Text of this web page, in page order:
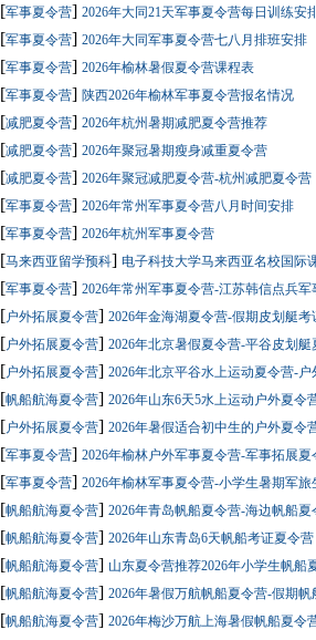
[军事夏令营] 2026年大同21天军事夏令营每日训练安
[军事夏令营] 2026年大同军事夏令营七八月排班安排
[军事夏令营] 2026年榆林暑假夏令营课程表
[军事夏令营] 陕西2026年榆林军事夏令营报名情况
[减肥夏令营] 2026年杭州暑期减肥夏令营推荐
[减肥夏令营] 2026年聚冠暑期瘦身减重夏令营
[减肥夏令营] 2026年聚冠减肥夏令营-杭州减肥夏令营
[军事夏令营] 2026年常州军事夏令营八月时间安排
[军事夏令营] 2026年杭州军事夏令营
[马来西亚留学预科] 电子科技大学马来西亚名校国际
[军事夏令营] 2026年常州军事夏令营-江苏韩信点兵军
[户外拓展夏令营] 2026年金海湖夏令营-假期皮划艇考
[户外拓展夏令营] 2026年北京暑假夏令营-平谷皮划艇
[户外拓展夏令营] 2026年北京平谷水上运动夏令营-
[帆船航海夏令营] 2026年山东6天5水上运动户外夏令
[户外拓展夏令营] 2026年暑假适合初中生的户外夏令
[军事夏令营] 2026年榆林户外军事夏令营-军事拓展夏
[军事夏令营] 2026年榆林军事夏令营-小学生暑期军旅
[帆船航海夏令营] 2026年青岛帆船夏令营-海边帆船夏
[帆船航海夏令营] 2026年山东青岛6天帆船考证夏令营
[帆船航海夏令营] 山东夏令营推荐2026年小学生帆船
[帆船航海夏令营] 2026年暑假万航帆船夏令营-假期帆
[帆船航海夏令营] 2026年梅沙万航上海暑假帆船夏令